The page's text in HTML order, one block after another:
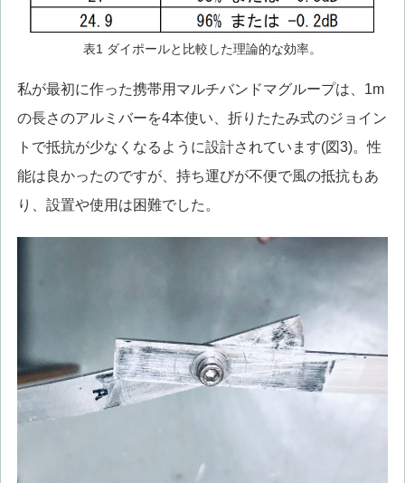
表1 ダイポールと比較した理論的な効率。
私が最初に作った携帯用マルチバンドマグループは、1m
の長さのアルミバーを4本使い、折りたたみ式のジョイン
トで抵抗が少なくなるように設計されています(図3)。性
能は良かったのですが、持ち運びが不便で風の抵抗もあ
り、設置や使用は困難でした。